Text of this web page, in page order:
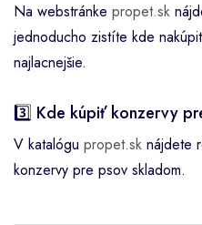
Na webstránke propet.sk
jednoducho zistíte kde
najlacnejšie.
3️⃣ Kde kúpiť konzervy
V katalógu propet.sk nájdete
konzervy pre psov skladom.